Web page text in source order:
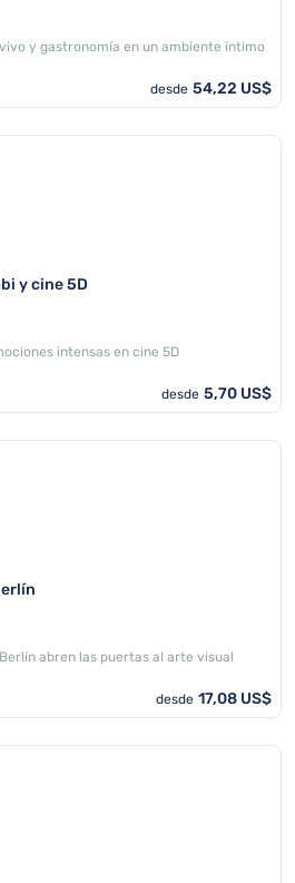
y gastronomía en un ambiente íntimo
desde 54,22 US$
y cine 5D
intensas en cine 5D
desde 5,70 US$
abren las puertas al arte visual
desde 17,08 US$